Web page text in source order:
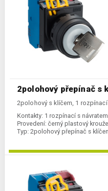
2polohový přepínač s
2polohový s klíčem, 1
Kontakty: 1 rozpínací s
Provedení: černý plastový
Typ: 2polohový přepínač s